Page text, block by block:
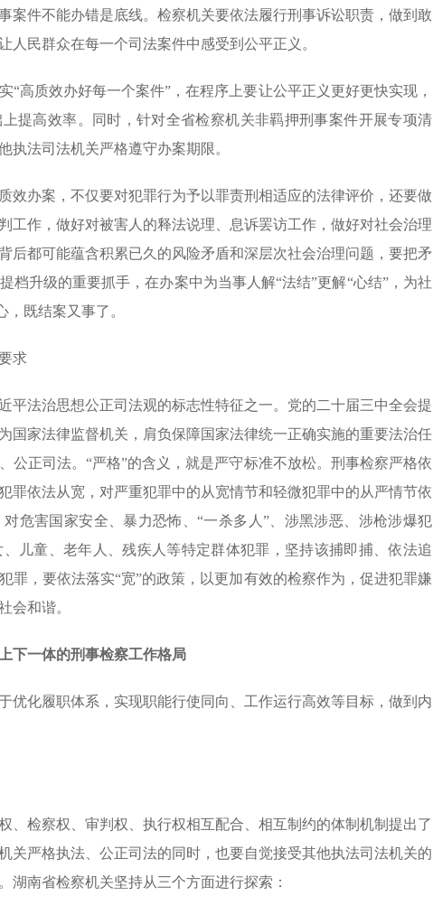
案件不能办错是底线。检察机关要依法履行刑事诉讼职责，做到敢
民群众在每一个司法案件中感受到公平正义。
“高质效办好每一个案件”，在程序上要让公平正义更好更快实现，
提高效率。同时，针对全省检察机关非羁押刑事案件开展专项清
执法司法机关严格遵守办案期限。
效办案，不仅要对犯罪行为予以罪责刑相适应的法律评价，还要做
工作，做好对被害人的释法说理、息诉罢访工作，做好对社会治理
后都可能蕴含积累已久的风险矛盾和深层次社会治理问题，要把矛
档升级的重要抓手，在办案中为当事人解“法结”更解“心结”，为社
，既结案又事了。
求
平法治思想公正司法观的标志性特征之一。党的二十届三中全会提
国家法律监督机关，肩负保障国家法律统一正确实施的重要法治任
公正司法。“严格”的含义，就是严守标准不放松。刑事检察严格依
罪依法从宽，对严重犯罪中的从宽情节和轻微犯罪中的从严情节依
危害国家安全、暴力恐怖、“一杀多人”、涉黑涉恶、涉枪涉爆犯
儿童、老年人、残疾人等特定群体犯罪，坚持该捕即捕、依法追
罪，要依法落实“宽”的政策，以更加有效的检察作为，促进犯罪嫌
会和谐。
下一体的刑事检察工作格局
优化履职体系，实现职能行使同向、工作运行高效等目标，做到内
、检察权、审判权、执行权相互配合、相互制约的体制机制提出了
关严格执法、公正司法的同时，也要自觉接受其他执法司法机关的
湖南省检察机关坚持从三个方面进行探索：